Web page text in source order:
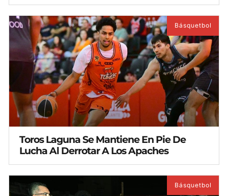
Básquetbol
Toros Laguna Se Mantiene En Pie De
Lucha Al Derrotar A Los Apaches
Básquetbol